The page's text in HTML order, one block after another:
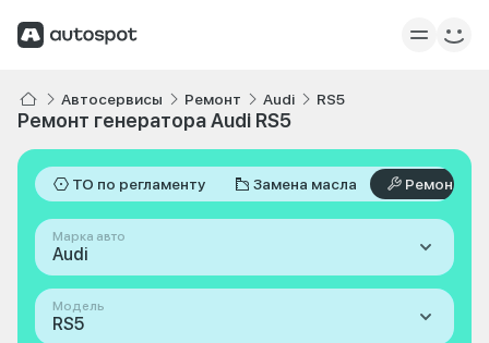
Автосервисы Ремонт Audi RS5
Ремонт генератора Audi RS5
ТО по регламенту Замена масла Ремонт
Марка авто
Audi
Модель
RS5